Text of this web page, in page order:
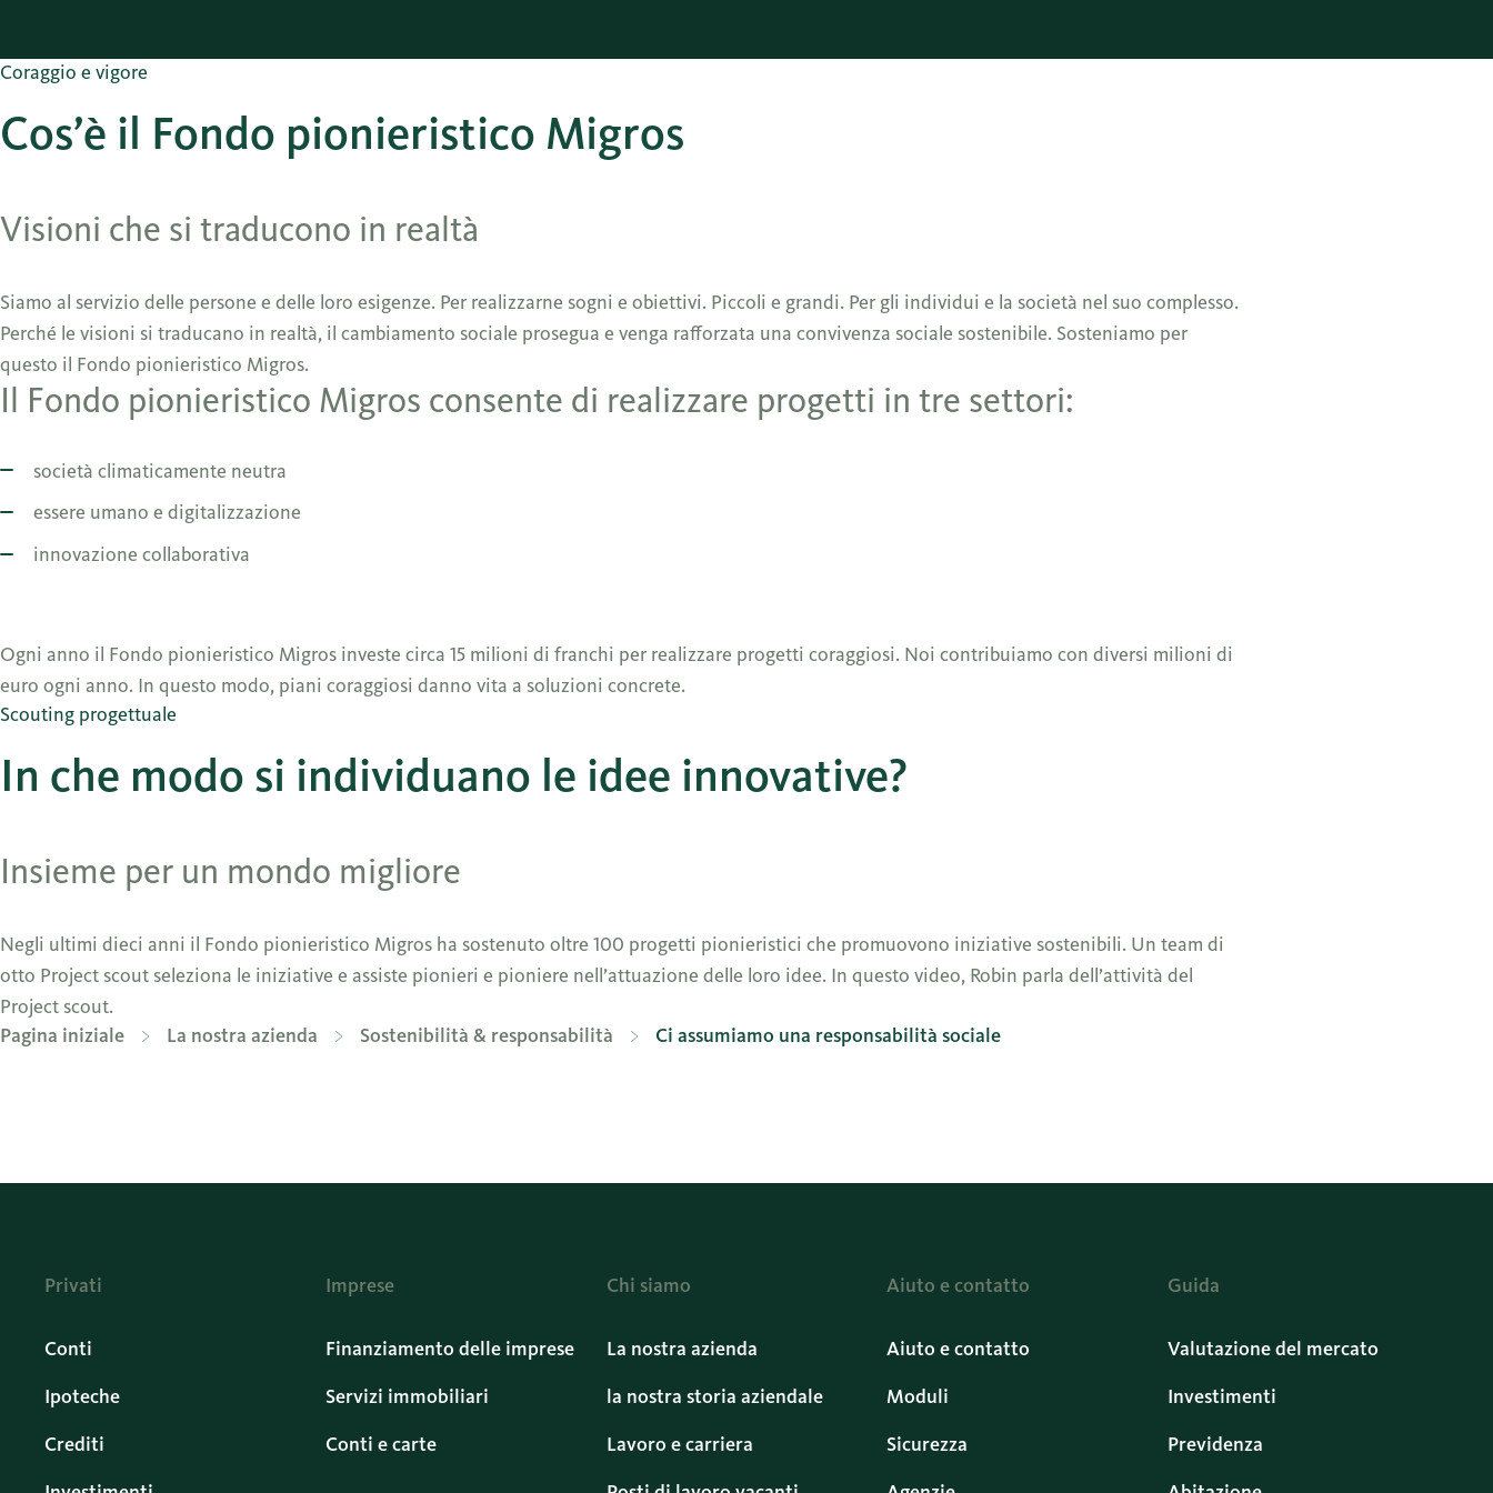
Coraggio e vigore
Cos’è il Fondo pionieristico Migros
Visioni che si traducono in realtà
Siamo al servizio delle persone e delle loro esigenze. Per realizzarne sogni e obiettivi. Piccoli e grandi. Per gli individui e la società nel suo complesso.
Perché le visioni si traducano in realtà, il cambiamento sociale prosegua e venga rafforzata una convivenza sociale sostenibile. Sosteniamo per
questo il Fondo pionieristico Migros.
Il Fondo pionieristico Migros consente di realizzare progetti in tre settori:
società climaticamente neutra
essere umano e digitalizzazione
innovazione collaborativa
Ogni anno il Fondo pionieristico Migros investe circa 15 milioni di franchi per realizzare progetti coraggiosi. Noi contribuiamo con diversi milioni di
euro ogni anno. In questo modo, piani coraggiosi danno vita a soluzioni concrete.
Scouting progettuale
In che modo si individuano le idee innovative?
Insieme per un mondo migliore
Negli ultimi dieci anni il Fondo pionieristico Migros ha sostenuto oltre 100 progetti pionieristici che promuovono iniziative sostenibili. Un team di
otto Project scout seleziona le iniziative e assiste pionieri e pioniere nell’attuazione delle loro idee. In questo video, Robin parla dell’attività del
Project scout.
Pagina iniziale
La nostra azienda Sostenibilità & responsabilità Ci assumiamo una responsabilità sociale
Privati
Conti
Ipoteche
Crediti
Imprese
Finanziamento delle imprese
Servizi immobiliari
Conti e carte
Chi siamo
La nostra azienda
la nostra storia aziendale
Lavoro e carriera
Aiuto e contatto
Aiuto e contatto
Moduli
Sicurezza
Guida
Valutazione del mercato
Investimenti
Previdenza